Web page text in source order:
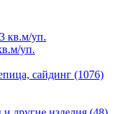
уп.
сайдинг (1076)